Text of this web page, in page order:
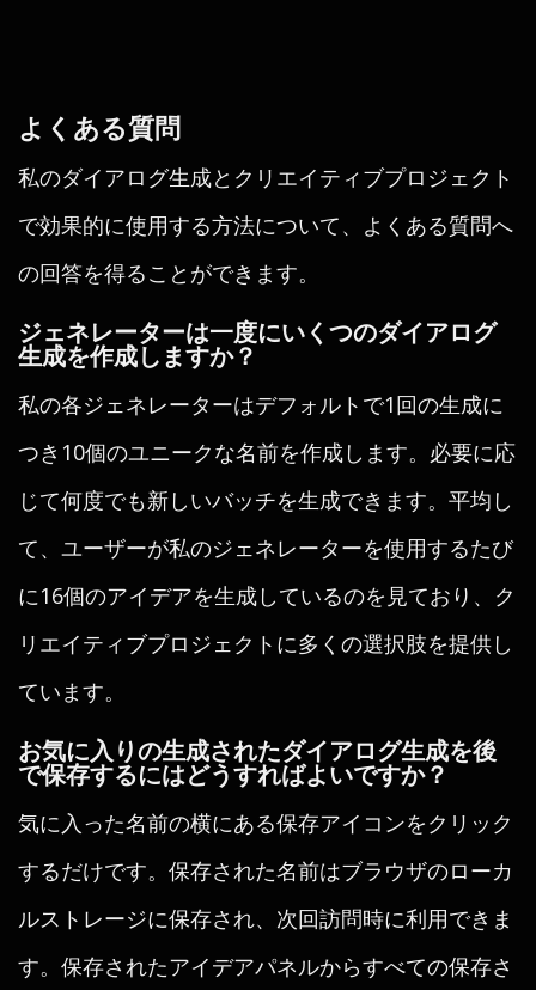
よくある質問
私のダイアログ生成とクリエイティブプロジェクト
で効果的に使用する方法について、よくある質問へ
の回答を得ることができます。
ジェネレーターは一度にいくつのダイアログ
生成を作成しますか？
私の各ジェネレーターはデフォルトで1回の生成に
つき10個のユニークな名前を作成します。必要に応
じて何度でも新しいバッチを生成できます。平均し
て、ユーザーが私のジェネレーターを使用するたび
に16個のアイデアを生成しているのを見ており、ク
リエイティブプロジェクトに多くの選択肢を提供し
ています。
お気に入りの生成されたダイアログ生成を後
で保存するにはどうすればよいですか？
気に入った名前の横にある保存アイコンをクリック
するだけです。保存された名前はブラウザのローカ
ルストレージに保存され、次回訪問時に利用できま
す。保存されたアイデアパネルからすべての保存さ